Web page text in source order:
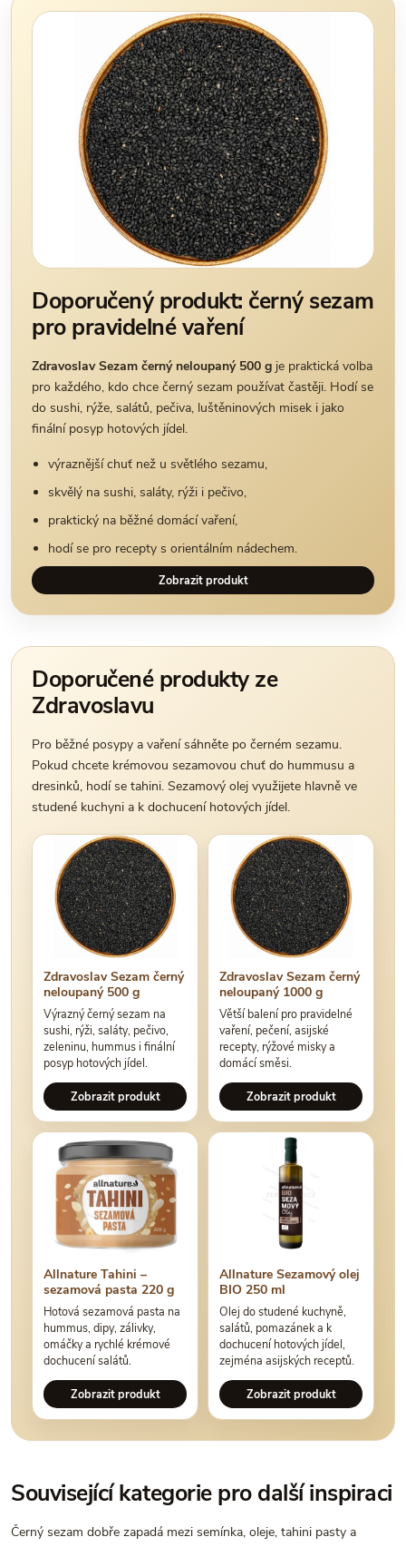
Doporučený produkt: černý sezam
pro pravidelné vaření
Zdravoslav Sezam černý neloupaný 500 g je praktická volba
pro každého, kdo chce černý sezam používat častěji. Hodí se
do sushi, rýže, salátů, pečiva, luštěninových misek i jako
finální posyp hotových jídel.
výraznější chuť než u světlého sezamu,
skvělý na sushi, saláty, rýži i pečivo,
praktický na běžné domácí vaření,
hodí se pro recepty s orientálním nádechem.
Zobrazit produkt
Doporučené produkty ze
Zdravoslavu
Pro běžné posypy a vaření sáhněte po černém sezamu.
Pokud chcete krémovou sezamovou chuť do hummusu a
dresinků, hodí se tahini. Sezamový olej využijete hlavně ve
studené kuchyni a k dochucení hotových jídel.
Zdravoslav Sezam černý
neloupaný 500 g
Výrazný černý sezam na
sushi, rýži, saláty, pečivo,
zeleninu, hummus i finální
posyp hotových jídel.
Zobrazit produkt
Zdravoslav Sezam černý
neloupaný 1000 g
Větší balení pro pravidelné
vaření, pečení, asijské
recepty, rýžové misky a
domácí směsi.
Zobrazit produkt
Allnature Tahini –
sezamová pasta 220 g
Hotová sezamová pasta na
hummus, dipy, zálivky,
omáčky a rychlé krémové
dochucení salátů.
Zobrazit produkt
Allnature Sezamový olej
BIO 250 ml
Olej do studené kuchyně,
salátů, pomazánek a k
dochucení hotových jídel,
zejména asijských receptů.
Zobrazit produkt
Související kategorie pro další inspiraci
Černý sezam dobře zapadá mezi semínka, oleje, tahini pasty a